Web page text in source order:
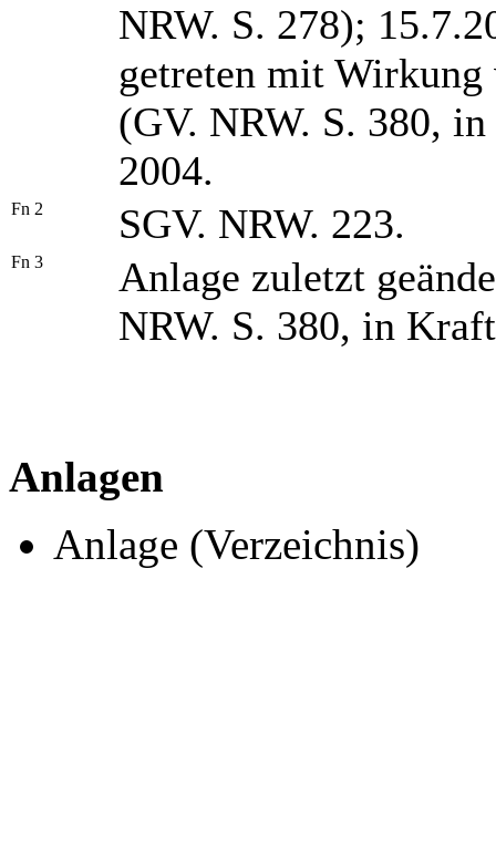
NRW. S. 278);
getreten mit Wirkung
(GV. NRW. S. 380,
2004.
Fn 2 SGV. NRW. 223.
Fn 3
Anlage zuletzt
NRW. S. 380, in
Anlagen
Anlage (Verzeichnis)